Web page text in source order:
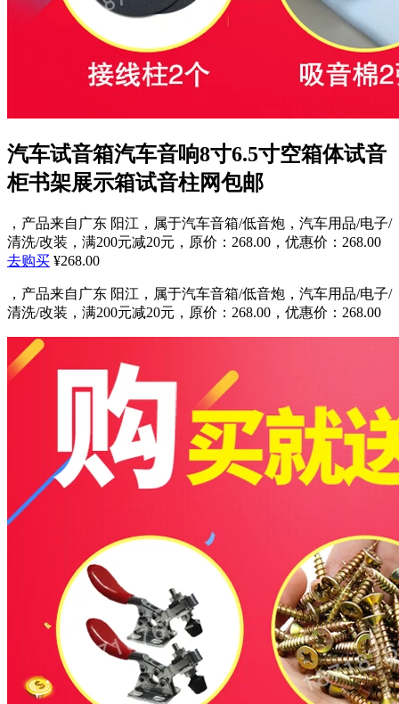
汽车试音箱汽车音响8寸6.5寸空箱体试音
柜书架展示箱试音柱网包邮
，产品来自广东 阳江，属于汽车音箱/低音炮，汽车用品/电子/
清洗/改装，满200元减20元，原价：268.00，优惠价：268.00
去购买 ¥268.00
，产品来自广东 阳江，属于汽车音箱/低音炮，汽车用品/电子/
清洗/改装，满200元减20元，原价：268.00，优惠价：268.00